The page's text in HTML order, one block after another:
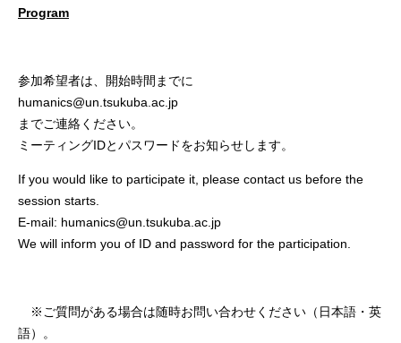
Program
参加希望者は、開始時間までに
humanics@un.tsukuba.ac.jp
までご連絡ください。
ミーティングIDとパスワードをお知らせします。
If you would like to participate it, please contact us before the
session starts.
E-mail: humanics@un.tsukuba.ac.jp
We will inform you of ID and password for the participation.
※ご質問がある場合は随時お問い合わせください（日本語・英
語）。